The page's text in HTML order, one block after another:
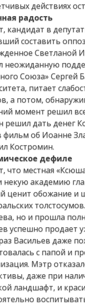
действиях
радость
кандидат в
составить
Светланой
неожиданную
Союза» Сергей
питает
а потом,
момент решил
решил дать денег
фильм об Иоанне
Костромин.
дефиле
что местная
некую академию
ценит обожание и
но и прошла
успешно продает
Васильев даже
с папой и
Мэтр
даже при
ландшафт, и